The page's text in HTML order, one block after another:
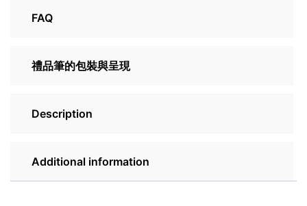
FAQ
禮品筆的包裝與呈現
Description
Additional information